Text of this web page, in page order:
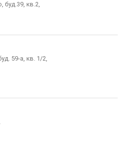
буд.39, кв.2,
59-а, кв. 1/2,